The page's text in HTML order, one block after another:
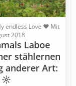
endless Love ♥ Mit
2018
Laboe
stählernen
anderer Art:
☼